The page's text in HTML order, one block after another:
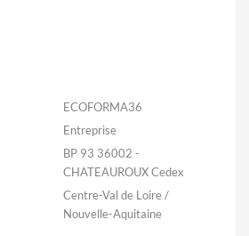
ECOFORMA36
Entreprise
BP 93 36002 -
CHATEAUROUX Cedex
Centre-Val de Loire /
Nouvelle-Aquitaine